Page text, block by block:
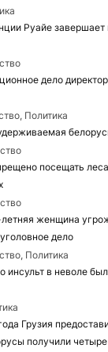
Руайе
дело
Политика
посещать
женщина
дело
Политика
инсульт в неволе
Грузия
получили четыре